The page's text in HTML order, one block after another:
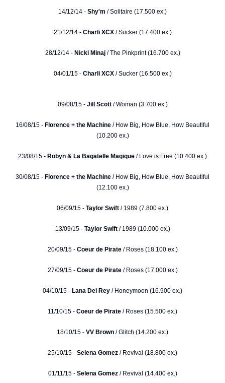
14/12/14 - Shy'm / Solitaire (17.500 ex.)
21/12/14 - Charli XCX/ Sucker (17.400 ex.)
28/12/14 -Nicki Minaj/ The Pinkprint (16.700 ex.)
04/01/15 - Charli XCX/ Sucker (16.500 ex.)
09/08/15 - Jill Scott / Woman (3.700 ex.)
16/08/15 - Florence + the Machine / How Big, How Blue, How Beautiful
(10.200 ex.)
23/08/15 - Robyn & La Bagatelle Magique / Love is Free (10.400 ex.)
30/08/15 - Florence + the Machine / How Big, How Blue, How Beautiful
(12.100 ex.)
06/09/15 - Taylor Swift / 1989 (7.800 ex.)
13/09/15 - Taylor Swift / 1989 (10.000 ex.)
20/09/15 - Coeur de Pirate/ Roses (18.100 ex.)
27/09/15 - Coeur de Pirate/ Roses (17.000 ex.)
04/10/15 - Lana Del Rey / Honeymoon (16.900 ex.)
11/10/15 - Coeur de Pirate / Roses (15.500 ex.)
18/10/15 - VV Brown / Glitch (14.200 ex.)
25/10/15 - Selena Gomez / Revival (18.800 ex.)
01/11/15 - Selena Gomez/ Revival (14.400 ex.)